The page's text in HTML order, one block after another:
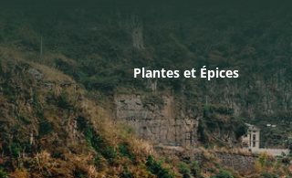
Plantes et Épices